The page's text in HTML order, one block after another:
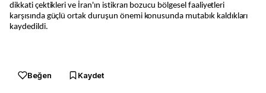
dikkati çektikleri ve İran'ın istikrarı bozucu bölgesel faaliyetleri
karşısında güçlü ortak duruşun önemi konusunda mutabık kaldıkları
kaydedildi.
Beğen Kaydet